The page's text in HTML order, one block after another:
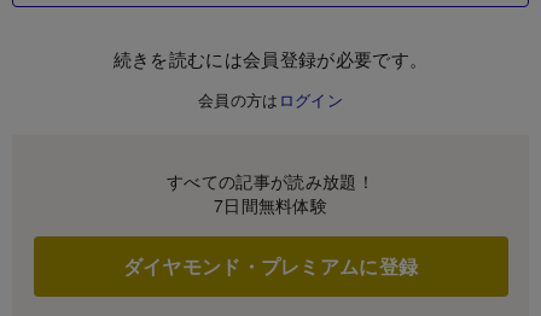
続きを読むには会員登録が必要です。
会員の方は ログイン
すべての記事が読み放題！
7日間無料体験
ダイヤモンド・プレミアムに登録